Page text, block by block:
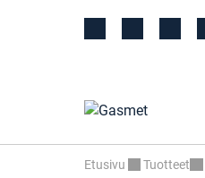
Etusivu Tuotteet